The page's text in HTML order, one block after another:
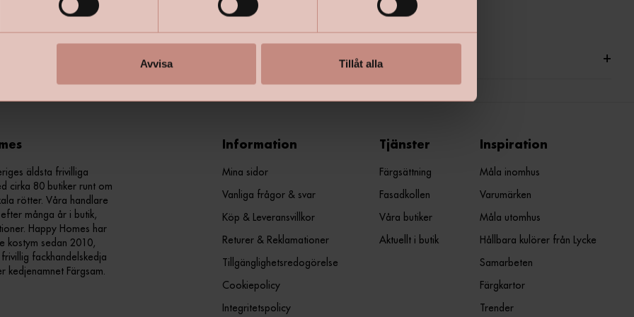
Avvisa Tillåt alla
Specifikationer +
äldsta frivilliga
cirka 80 butiker runt om
rötter. Våra handlare
många år i butik,
Happy Homes har
kostym sedan 2010,
fackhandelskedja
kedjenamnet Färgsam.
Information
Mina sidor
Vanliga frågor & svar
Köp & Leveransvillkor
Returer & Reklamationer
Tillgänglighetsredogörelse
Cookiepolicy
Integritetspolicy
Tjänster
Färgsättning
Fasadkollen
Våra butiker
Aktuellt i butik
Inspiration
Måla inomhus
Varumärken
Måla utomhus
Hållbara kulörer från Lycke
Samarbeten
Färgkartor
Trender